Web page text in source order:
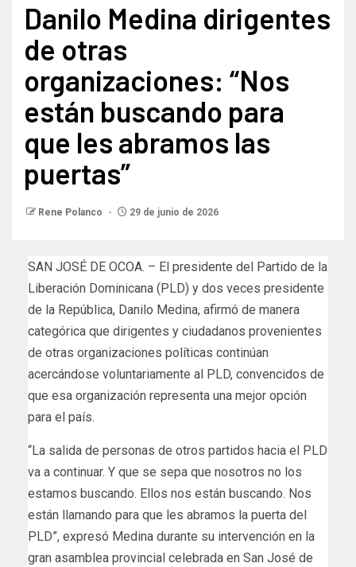
Danilo Medina dirigentes
de otras
organizaciones: “Nos
están buscando para
que les abramos las
puertas”
Rene Polanco 29 de junio de 2026
SAN JOSÉ DE OCOA. – El presidente del Partido de la
Liberación Dominicana (PLD) y dos veces presidente
de la República, Danilo Medina, afirmó de manera
categórica que dirigentes y ciudadanos provenientes
de otras organizaciones políticas continúan
acercándose voluntariamente al PLD, convencidos de
que esa organización representa una mejor opción
para el país.
“La salida de personas de otros partidos hacia el PLD
va a continuar. Y que se sepa que nosotros no los
estamos buscando. Ellos nos están buscando. Nos
están llamando para que les abramos la puerta del
PLD”, expresó Medina durante su intervención en la
gran asamblea provincial celebrada en San José de